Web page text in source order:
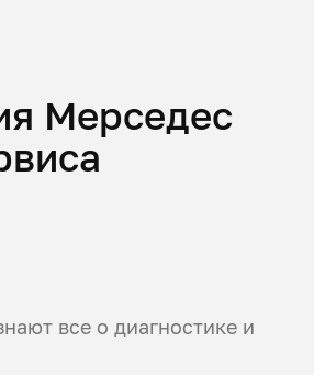
Мерседес
все о диагностике и